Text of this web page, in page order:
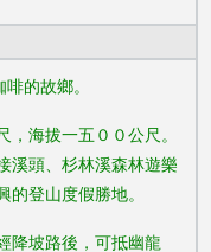
的故鄉。
海拔一五００公尺。
溪頭、杉林溪森林遊樂
的登山度假勝地。
降坡路後，可抵幽龍